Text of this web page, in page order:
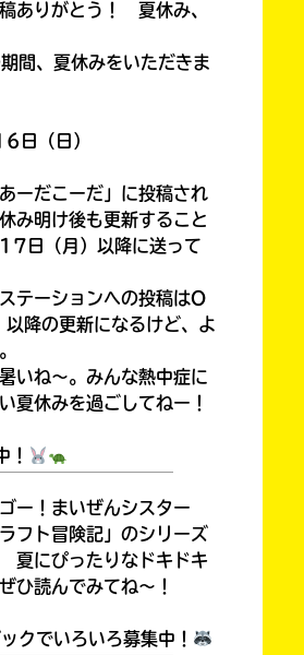
ありがとう！ 夏休み、
間、夏休みをいただきま
日（日）
ーだこーだ」に投稿され
み明け後も更新すること
日（月）以降に送って
テーションへの投稿はO
降の更新になるけど、よ
いね～。みんな熱中症に
夏休みを過ごしてねー！
！
ー！まいぜんシスター
フト冒険記」のシリーズ
夏にぴったりなドキドキ
ひ読んでみてね～！
クでいろいろ募集中！